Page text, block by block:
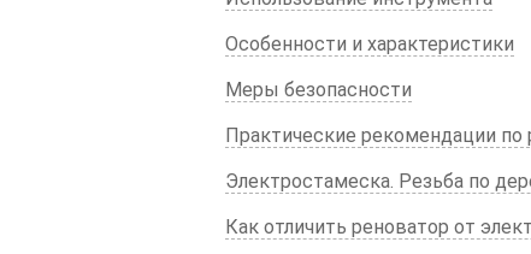
Особенности и характеристики
Меры безопасности
Практические рекомендации по
Электростамеска. Резьба по
Как отличить реноватор от